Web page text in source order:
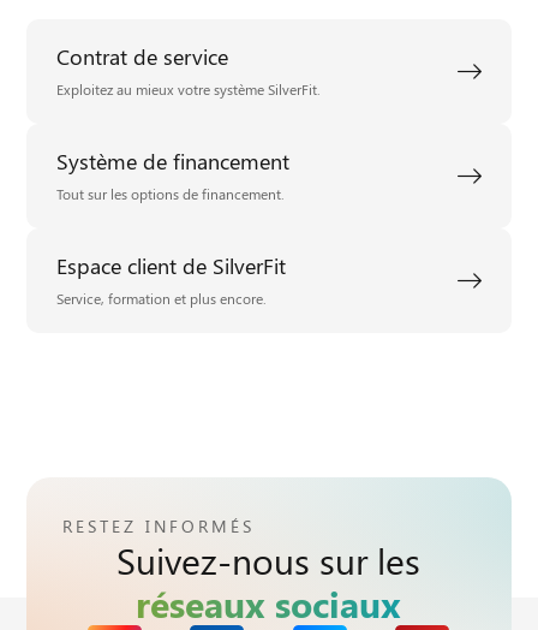
Contrat de service
Exploitez au mieux votre système SilverFit.
Système de financement
Tout sur les options de financement.
Espace client de SilverFit
Service, formation et plus encore.
RESTEZ INFORMÉS
Suivez-nous sur les
réseaux sociaux